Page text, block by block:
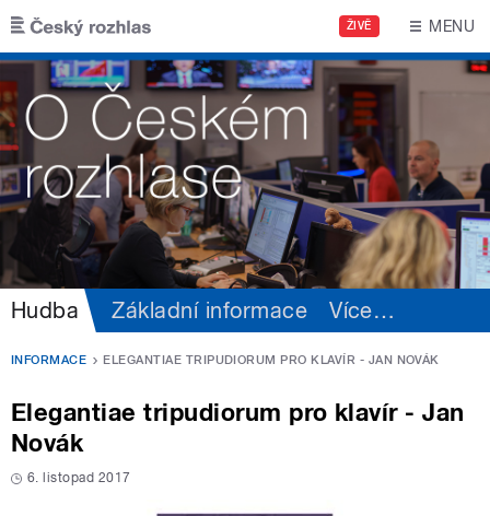
Přejít k hlavnímu obsahu
ŽIVĚ MENU
Hudba Základní informace Více…
INFORMACE ELEGANTIAE TRIPUDIORUM PRO KLAVÍR - JAN NOVÁK
Elegantiae tripudiorum pro klavír - Jan
Novák
6. listopad 2017